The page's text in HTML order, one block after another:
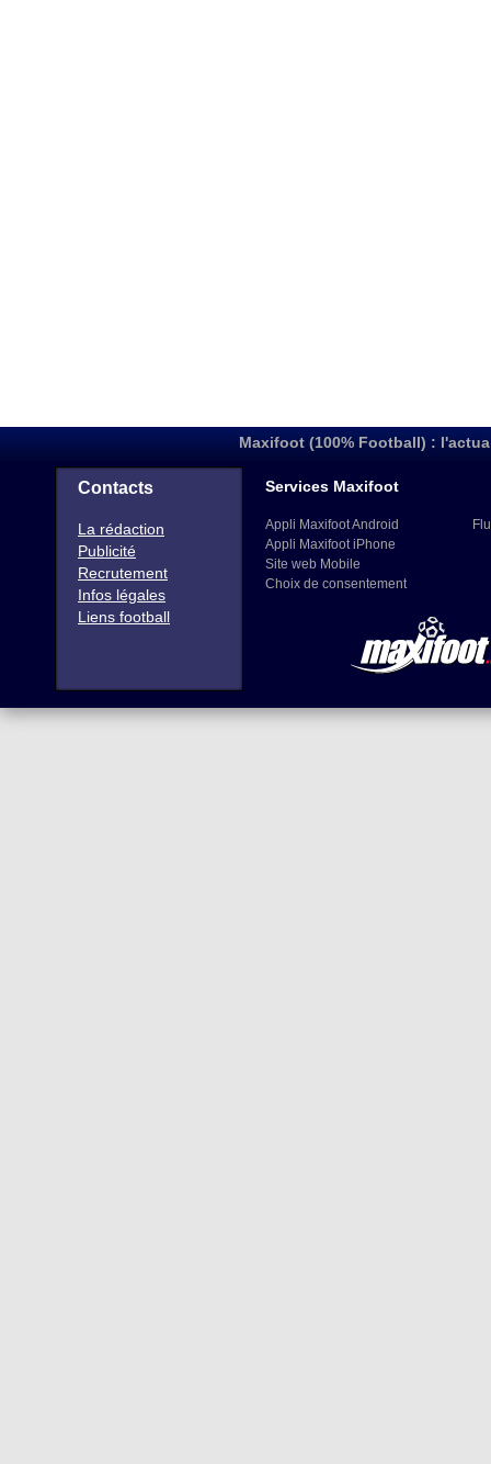
Maxifoot (100% Football) :
Contacts
La rédaction
Publicité
Recrutement
Infos légales
Liens football
Services Maxifoot
Appli Maxifoot Android
Appli Maxifoot iPhone
Site web Mobile
Choix de consentement